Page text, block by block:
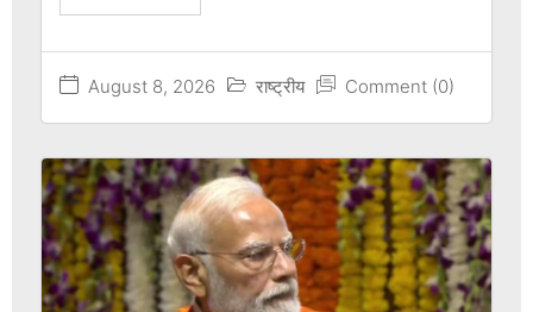
August 8, 2026 राष्ट्रीय Comment (0)